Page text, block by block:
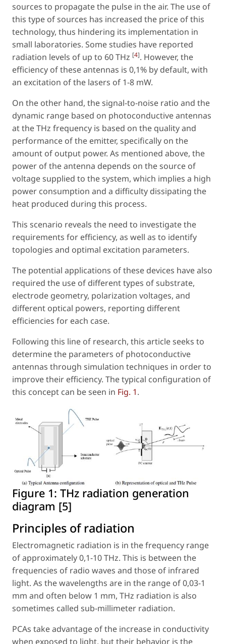
sources to propagate the pulse in the air. The use of
this type of sources has increased the price of this
technology, thus hindering its implementation in
small laboratories. Some studies have reported
radiation levels of up to 60 THz [4]. However, the
efficiency of these antennas is 0,1% by default, with
an excitation of the lasers of 1-8 mW.
On the other hand, the signal-to-noise ratio and the
dynamic range based on photoconductive antennas
at the THz frequency is based on the quality and
performance of the emitter, specifically on the
amount of output power. As mentioned above, the
power of the antenna depends on the source of
voltage supplied to the system, which implies a high
power consumption and a difficulty dissipating the
heat produced during this process.
This scenario reveals the need to investigate the
requirements for efficiency, as well as to identify
topologies and optimal excitation parameters.
The potential applications of these devices have also
required the use of different types of substrate,
electrode geometry, polarization voltages, and
different optical powers, reporting different
efficiencies for each case.
Following this line of research, this article seeks to
determine the parameters of photoconductive
antennas through simulation techniques in order to
improve their efficiency. The typical configuration of
this concept can be seen in Fig. 1.
Figure 1: THz radiation generation
diagram [5]
Principles of radiation
Electromagnetic radiation is in the frequency range
of approximately 0,1-10 THz. This is between the
frequencies of radio waves and those of infrared
light. As the wavelengths are in the range of 0,03-1
mm and often below 1 mm, THz radiation is also
sometimes called sub-millimeter radiation.
PCAs take advantage of the increase in conductivity
when exposed to light, but their behavior is the